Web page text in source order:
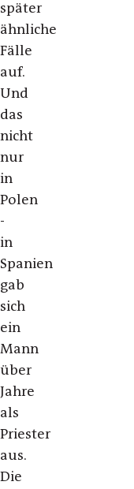
später
ähnliche
Fälle
auf.
Und
das
nicht
nur
in
Polen
-
in
Spanien
gab
sich
ein
Mann
über
Jahre
als
Priester
aus.
Die